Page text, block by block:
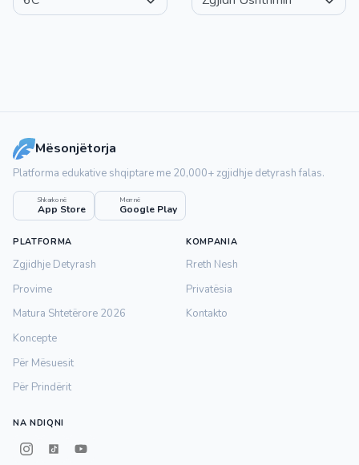
Mësonjëtorja
Platforma edukative shqiptare me 20,000+ zgjidhje detyrash falas.
Shkarko në
App Store
Merr në
Google Play
PLATFORMA
Zgjidhje Detyrash
Provime
Matura Shtetërore 2026
Koncepte
Për Mësuesit
Për Prindërit
KOMPANIA
Rreth Nesh
Privatësia
Kontakto
NA NDIQNI